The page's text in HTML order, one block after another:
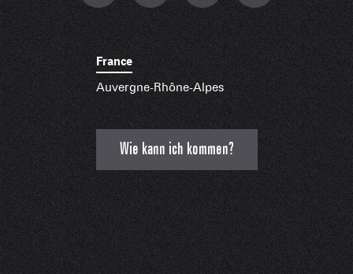
France
Auvergne-Rhône-Alpes
Wie kann ich kommen?